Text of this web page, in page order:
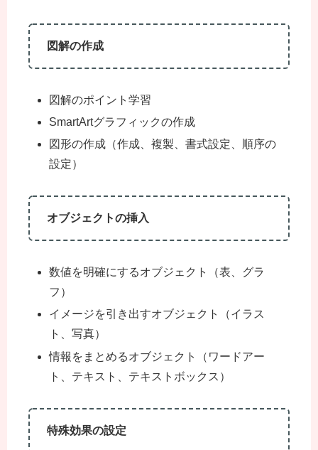
図解の作成
図解のポイント学習
SmartArtグラフィックの作成
図形の作成（作成、複製、書式設定、順序の
設定）
オブジェクトの挿入
数値を明確にするオブジェクト（表、グラ
フ）
イメージを引き出すオブジェクト（イラス
ト、写真）
情報をまとめるオブジェクト（ワードアー
ト、テキスト、テキストボックス）
特殊効果の設定